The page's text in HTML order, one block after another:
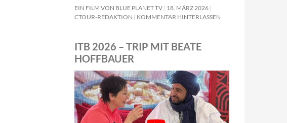
EIN FILM VON BLUE PLANET TV 18. MÄRZ 2026
CTOUR-REDAKTION
KOMMENTAR HINTERLASSEN
ITB 2026 – TRIP MIT BEATE
HOFFBAUER